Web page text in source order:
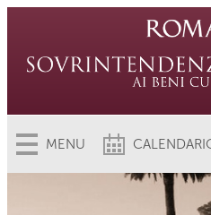
MENU